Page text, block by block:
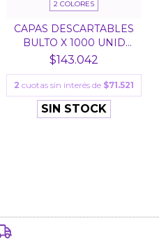
2 COLORES
CAPAS DESCARTABLES
BULTO X 1000 UNID
POL...
$143.042
2 cuotas sin interés de $71.521
SIN STOCK